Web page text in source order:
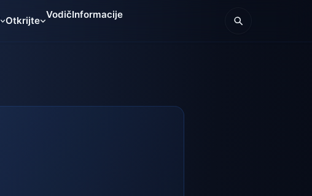
Otkrijte
VodičInformacije